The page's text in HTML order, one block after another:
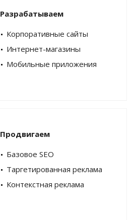
Разрабатываем
Корпоративные сайты
Интернет-магазины
Мобильные приложения
Продвигаем
Базовое SEO
Таргетированная реклама
Контекстная реклама